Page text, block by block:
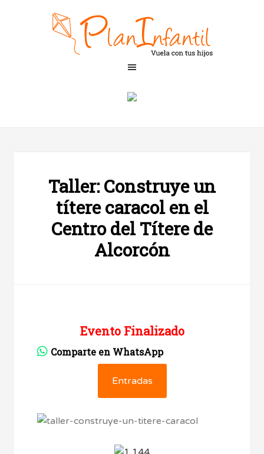
Taller: Construye un
títere caracol en el
Centro del Títere de
Alcorcón
Evento Finalizado
Comparte en WhatsApp
Entradas